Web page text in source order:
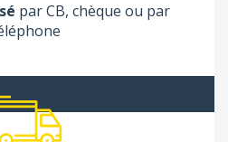
par CB, chèque ou par